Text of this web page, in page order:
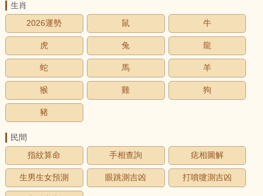
生肖
2026運勢
鼠 牛
虎 兔 龍
蛇 馬 羊
猴 雞 狗
豬
民間
指紋算命
手相查詢 痣相圖解
生男生女預測 眼跳測吉凶 打噴嚏測吉凶